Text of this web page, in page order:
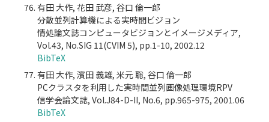
有田 大作, 花田 武彦, 谷口 倫一郎
分散並列計算機による実時間ビジョン
情処論文誌コンピュータビジョンとイメージメディア,
Vol.43, No.SIG 11(CVIM 5), pp.1-10, 2002.12
BibTeX
有田 大作, 濱田 義雄, 米元 聡, 谷口 倫一郎
PCクラスタを利用した実時間並列画像処理環境RPV
信学会論文誌, Vol.J84-D-II, No.6, pp.965-975, 2001.06
BibTeX